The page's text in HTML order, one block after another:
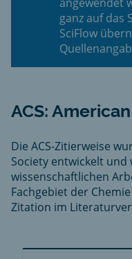
ganz auf das
SciFlow
ACS:
Die ACS-Zitierweise
Society entwickelt
wissenschaftlichen
Fachgebiet der
Zitation im